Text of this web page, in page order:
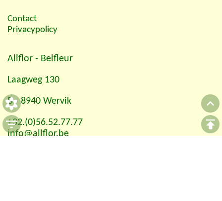
Contact
Privacypolicy
Allflor - Belfleur
Laagweg 130
B - 8940 Wervik
+32.(0)56.52.77.77
info@allflor.be